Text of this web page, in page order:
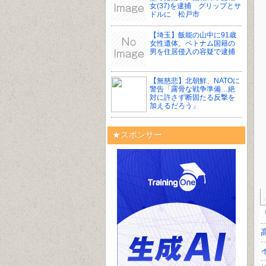
女(37)を逮捕 グリップとサ
ドルに 松戸市
【埼玉】飯能の山中に91歳
女性遺体、ベトナム国籍の
男を住居侵入の容疑で逮捕
【無慈悲】北朝鮮、NATOに
警告「露骨な戦争準備…絶
対に許さず断固たる反撃を
加えるだろう」
★スポンサー